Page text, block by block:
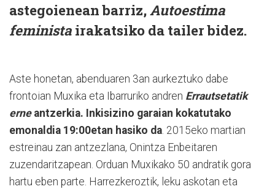
astegoienean barriz,Autoestima
feminista irakatsiko da tailer bidez.
Aste honetan, abenduaren 3an aurkeztuko dabe
frontoian Muxika eta Ibarruriko andren Errautsetatik
erneantzerkia. Inkisizino garaian kokatutako
emonaldia 19:00etan hasiko da. 2015eko martian
estreinau zan antzezlana, Onintza Enbeitaren
zuzendaritzapean. Orduan Muxikako 50 andratik gora
hartu eben parte. Harrezkeroztik, leku askotan eta